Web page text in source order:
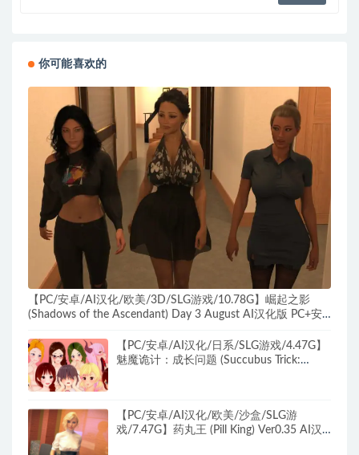
你可能喜欢的
【PC/安卓/AI汉化/欧美/3D/SLG游戏/10.78G】崛起之影
(Shadows of the Ascendant) Day 3 August AI汉化版 PC+安
【PC/安卓/AI汉化/日系/SLG游戏/4.47G】
魅魔诡计：成长问题 (Succubus Trick:
【PC/安卓/AI汉化/欧美/沙盒/SLG游
戏/7.47G】药丸王 (Pill King) Ver0.35 AI汉